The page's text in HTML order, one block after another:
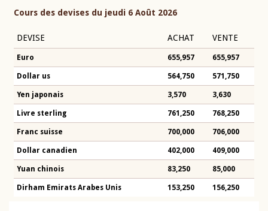
Cours des devises du jeudi 6 Août 2026
DEVISE ACHAT VENTE
Euro 655,957 655,957
Dollar us 564,750 571,750
Yen japonais 3,570 3,630
Livre sterling 761,250 768,250
Franc suisse 700,000 706,000
Dollar canadien 402,000 409,000
Yuan chinois 83,250 85,000
Dirham Emirats Arabes Unis 153,250 156,250